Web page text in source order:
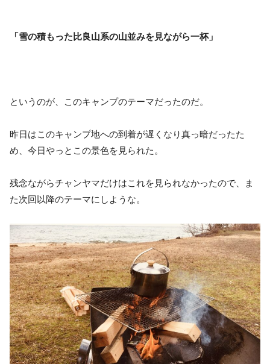
「雪の積もった比良山系の山並みを見ながら一杯」
というのが、このキャンプのテーマだったのだ。
昨日はこのキャンプ地への到着が遅くなり真っ暗だったた
め、今日やっとこの景色を見られた。
残念ながらチャンヤマだけはこれを見られなかったので、ま
た次回以降のテーマにしような。